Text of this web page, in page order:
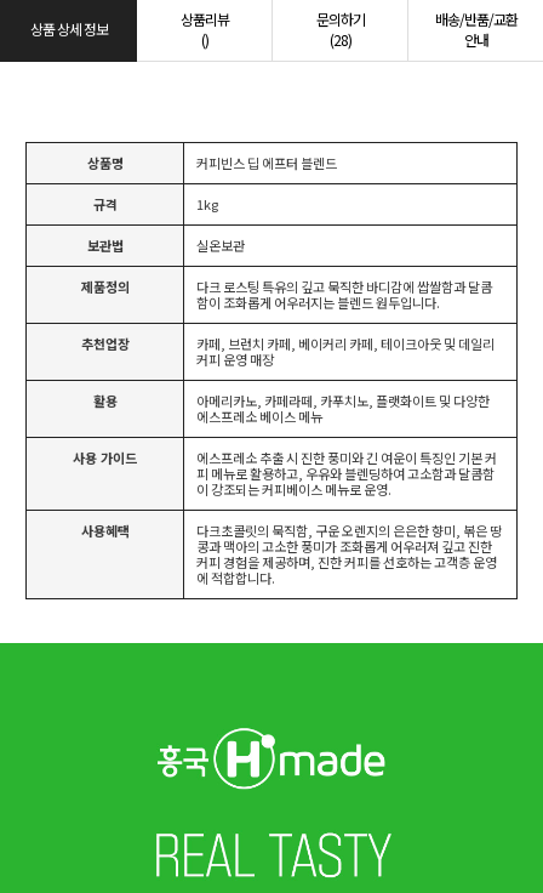
상품 상세 정보
상품리뷰
()
문의하기
(28)
배송/반품/교환
안내
상품명 커피빈스 딥 에프터 블렌드
규격 1kg
보관법 실온보관
제품정의
다크 로스팅 특유의 깊고 묵직한 바디감에 쌉쌀함과 달콤
함이 조화롭게 어우러지는 블렌드 원두입니다.
추천업장
카페, 브런치 카페, 베이커리 카페, 테이크아웃 및 데일리
커피 운영 매장
활용
아메리카노, 카페라떼, 카푸치노, 플랫화이트 및 다양한
에스프레소 베이스 메뉴
사용 가이드
에스프레소 추출 시 진한 풍미와 긴 여운이 특징인 기본 커
피 메뉴로 활용하고, 우유와 블렌딩하여 고소함과 달콤함
이 강조되는 커피베이스 메뉴로 운영.
사용혜택
다크초콜릿의 묵직함, 구운 오렌지의 은은한 향미, 볶은 땅
콩과 맥아의 고소한 풍미가 조화롭게 어우러져 깊고 진한
커피 경험을 제공하며, 진한 커피를 선호하는 고객층 운영
에 적합합니다.